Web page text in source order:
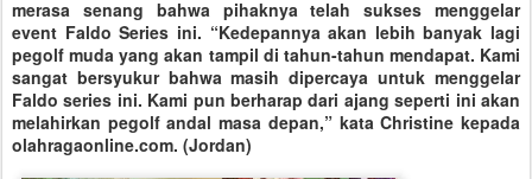
merasa senang bahwa pihaknya telah sukses menggelar
event Faldo Series ini. “Kedepannya akan lebih banyak lagi
pegolf muda yang akan tampil di tahun-tahun mendapat. Kami
sangat bersyukur bahwa masih dipercaya untuk menggelar
Faldo series ini. Kami pun berharap dari ajang seperti ini akan
melahirkan pegolf andal masa depan,” kata Christine kepada
olahragaonline.com. (Jordan)